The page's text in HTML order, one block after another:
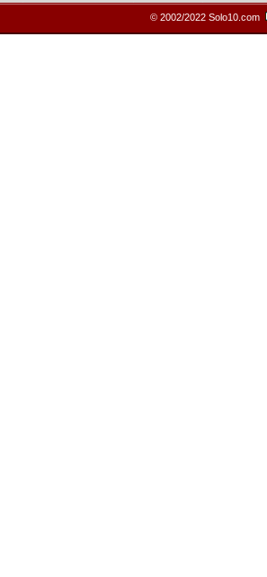
© 2002/2022 Solo10.com